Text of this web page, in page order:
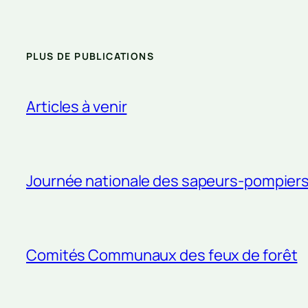
PLUS DE PUBLICATIONS
Articles à venir
Journée nationale des sapeurs-
Comités Communaux des feux de forêt